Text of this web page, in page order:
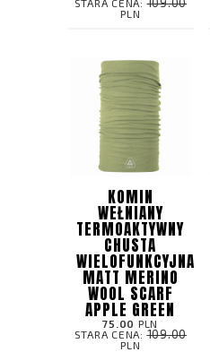
STARA CENA:109.00
PLN
KOMIN
WEŁNIANY
TERMOAKTYWNY
CHUSTA
WIELOFUNKCYJNA
MATT MERINO
WOOL SCARF
APPLE GREEN
75.00 PLN
STARA CENA:109.00
PLN